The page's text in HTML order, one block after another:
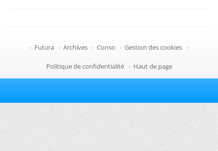
- Futura - Archives - Conso - Gestion des cookies -
Politique de confidentialité - Haut de page